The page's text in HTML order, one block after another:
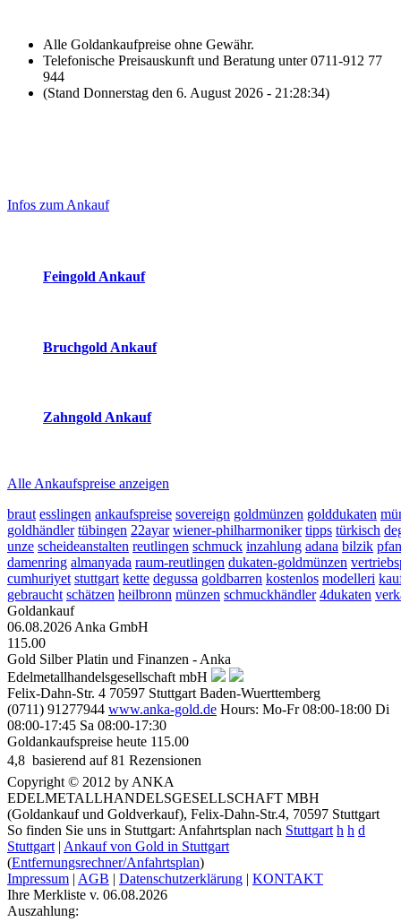
Alle Goldankaufpreise ohne Gewähr.
Telefonische Preisauskunft und Beratung unter 0711-912 77
944
(Stand Donnerstag den 6. August 2026 - 21:28:34)
Sidebar
Infos zum Ankauf
Feingold Ankauf
Bruchgold Ankauf
Zahngold Ankauf
Alle Ankaufspreise anzeigen
braut esslingen ankaufspreise sovereign goldmünzen golddukaten
goldhändler tübingen 22ayar wiener-philharmoniker tipps türkisch
unze scheideanstalten reutlingen schmuck inzahlung adana bilzik
damenring almanyada raum-reutlingen dukaten-goldmünzen
cumhuriyet stuttgart kette degussa goldbarren kostenlos modelleri
gebraucht schätzen heilbronn münzen schmuckhändler 4dukaten
Goldankauf
06.08.2026 Anka GmbH
115.00
Gold Silber Platin und Finanzen - Anka
Edelmetallhandelsgesellschaft mbH
Felix-Dahn-Str. 4 70597 Stuttgart Baden-Wuerttemberg
(0711) 91277944 www.anka-gold.de Hours: Mo-Fr 08:00-18:00 Di
08:00-17:45 Sa 08:00-17:30
Goldankaufspreise heute 115.00
4,8  basierend auf81 Rezensionen
Copyright © 2012 by ANKA
EDELMETALLHANDELSGESELLSCHAFT MBH
(Goldankauf und Goldverkauf), Felix-Dahn-Str.4, 70597 Stuttgart
So finden Sie uns in Stuttgart: Anfahrtsplan nach Stuttgart h h d
Stuttgart | Ankauf von Gold in Stuttgart
(Entfernungsrechner/Anfahrtsplan)
Impressum | AGB | Datenschutzerklärung | KONTAKT
Ihre Merkliste v. 06.08.2026
Auszahlung: